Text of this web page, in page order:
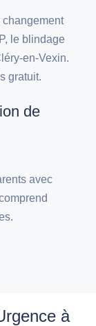
changement
le blindage
en-Vexin.
gratuit.
de
avec
à